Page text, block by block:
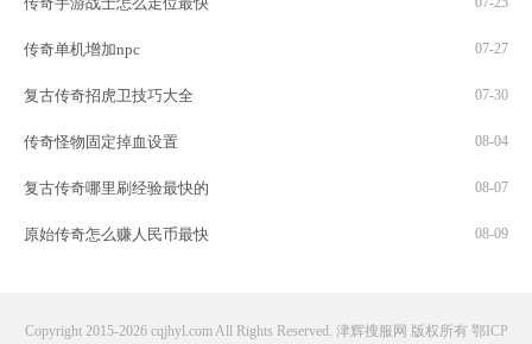
传奇单机增加npc 07-27
复古传奇招虎卫技巧大全 07-30
传奇怪物固定掉血设置 08-04
复古传奇哪里刷经验最快的 08-07
原始传奇怎么赚人民币最快 08-09
Copyright 2015-2026 cqjhyl.com All Rights Reserved. 津辉搜服网 版权所有 鄂ICP